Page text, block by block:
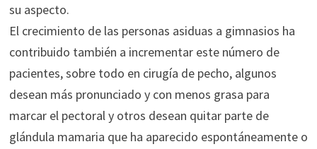
su aspecto.
El crecimiento de las personas asiduas a gimnasios ha
contribuido también a incrementar este número de
pacientes, sobre todo en cirugía de pecho, algunos
desean más pronunciado y con menos grasa para
marcar el pectoral y otros desean quitar parte de
glándula mamaria que ha aparecido espontáneamente o